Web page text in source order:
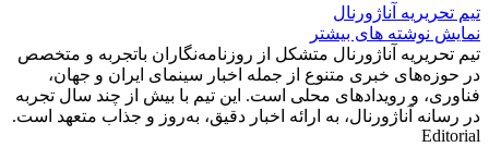
تیم تحریریه آناژورنال
نمایش نوشته های بیشتر
تیم تحریریه آناژورنال متشکل از روزنامه‌نگاران باتجربه و متخصص
در حوزه‌های خبری متنوع از جمله اخبار سینمای ایران و جهان،
فناوری، و رویدادهای محلی است. این تیم با بیش از چند سال تجربه
در رسانه‌ آناژورنال، به ارائه اخبار دقیق، به‌روز و جذاب متعهد است.
Editorial